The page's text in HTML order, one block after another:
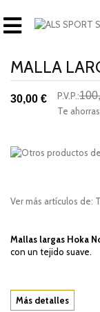
MALLA
30,00 € P.V.P.:
Te ahorras
Ver más artículos de:
Mallas largas Hoka
con un tejido suave.
Más detalles